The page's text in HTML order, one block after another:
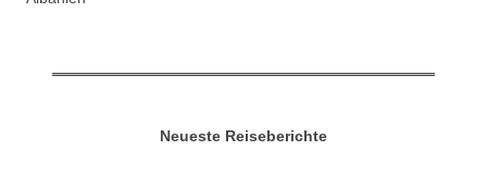
Neueste Reiseberichte